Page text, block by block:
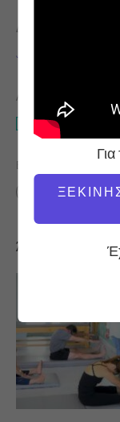
ΔΆΣΚΑΛΟΣ
Junghee Won
Mat
ΒΡΕΊΤΕ
10 - 20 λεπτά
Άλλες